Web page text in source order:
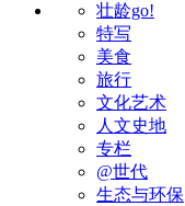
壮龄go!
特写
美食
旅行
文化艺术
人文史地
专栏
@世代
生态与环保